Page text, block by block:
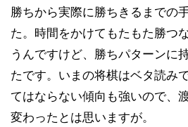
勝ちから実際に勝ちきるまでの
た。時間をかけてもたもた勝つ
うんですけど、勝ちパターンに
たです。いまの将棋はベタ読み
てはならない傾向も強いので、
変わったとは思いますが。